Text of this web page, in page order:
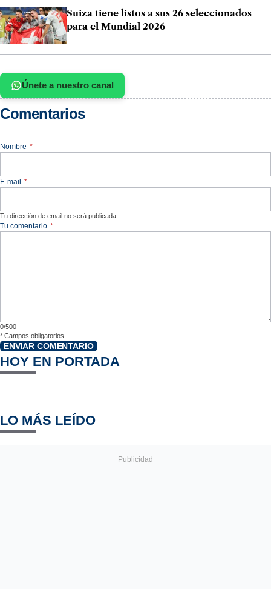
Suiza tiene listos a sus 26 seleccionados
para el Mundial 2026
Únete a nuestro canal
Comentarios
Nombre *
E-mail *
Tu dirección de email no será publicada.
Tu comentario *
0/500
* Campos obligatorios
ENVIAR COMENTARIO
HOY EN PORTADA
LO MÁS LEÍDO